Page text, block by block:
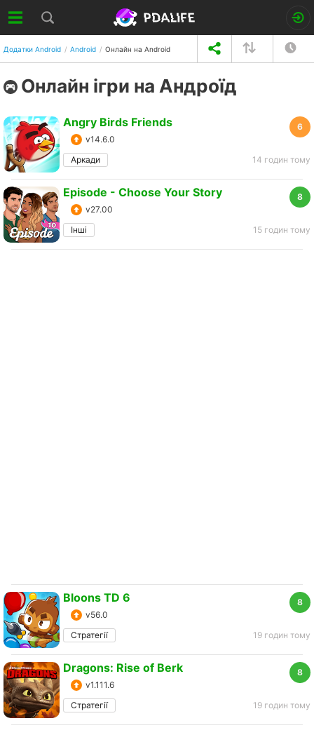
Додатки Android Android Онлайн на Android
Онлайн ігри на Андроїд
6
Angry Birds Friends
v14.6.0
Аркади
14 годин тому
8
Episode - Choose Your Story
v27.00
Інші
15 годин тому
8
Bloons TD 6
v56.0
Стратегії
19 годин тому
8
Dragons: Rise of Berk
v1.111.6
Стратегії
19 годин тому